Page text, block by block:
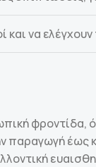
και να
φροντίδα,
παραγωγή έως